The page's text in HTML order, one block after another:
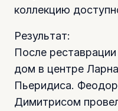
коллекцию
Результат:
После
дом в центре
Пьеридиса.
Димитрисом